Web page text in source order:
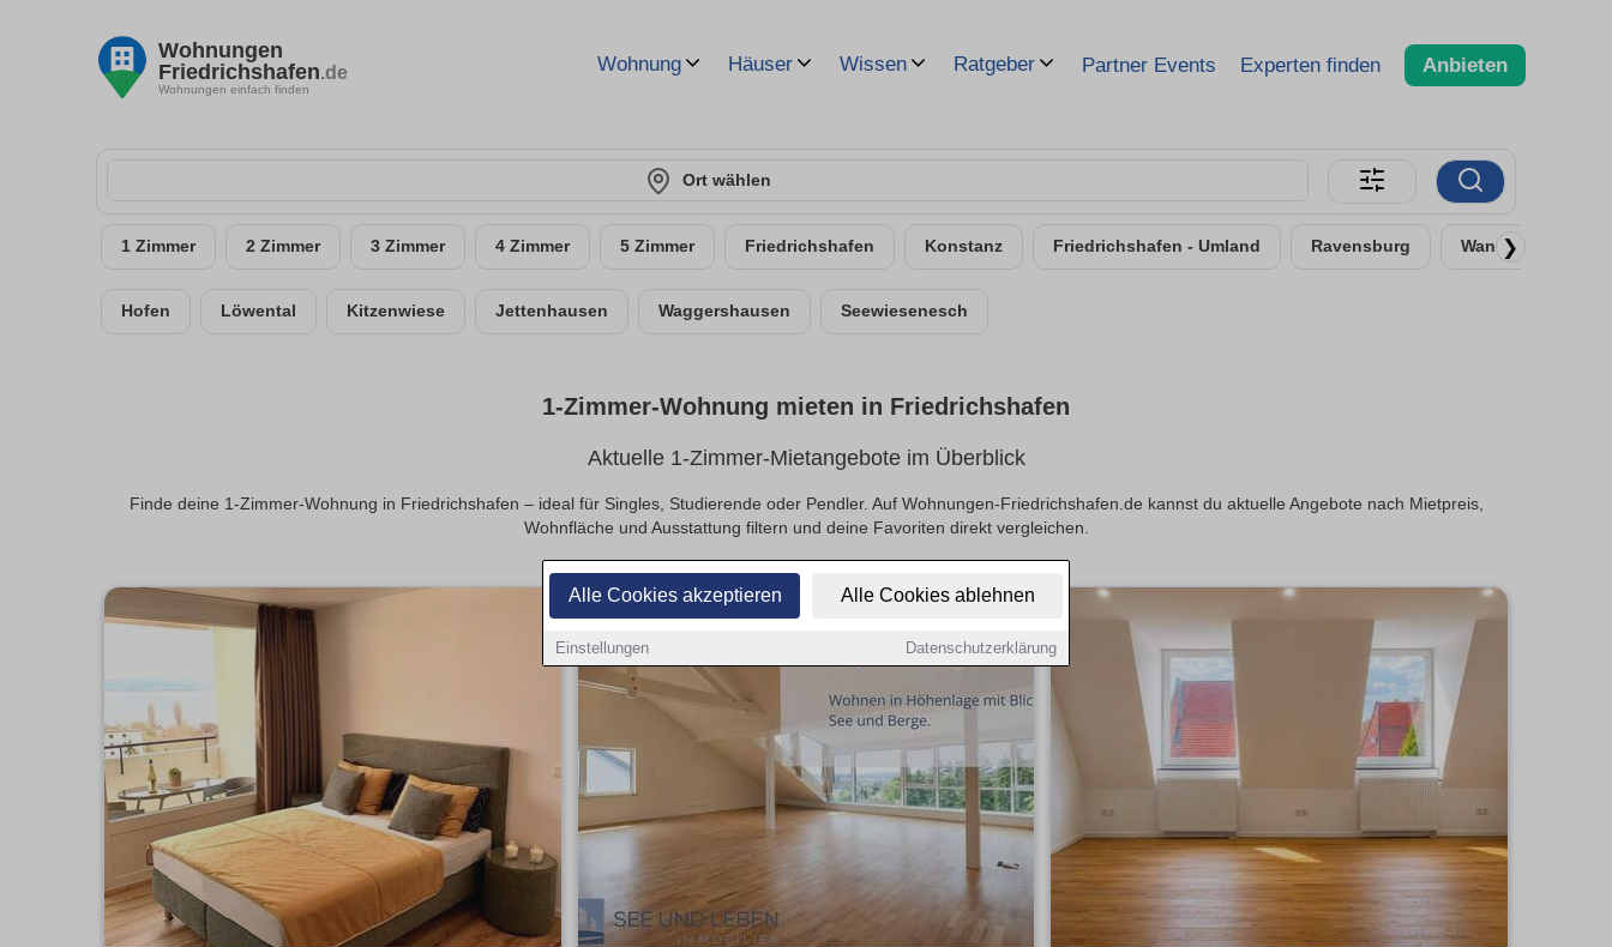
Alle Cookies akzeptieren Alle Cookies ablehnen
Einstellungen Datenschutzerklärung
Wohnungen
Friedrichshafen.de
Wohnungen einfach finden
Wohnung Häuser Wissen Ratgeber Partner Events Experten finden Anbieten
Ort wählen
1 Zimmer 2 Zimmer 3 Zimmer 4 Zimmer 5 Zimmer Friedrichshafen Konstanz Friedrichshafen - Umland Ravensburg Wangen im Allgäu
❯
Hofen Löwental Kitzenwiese Jettenhausen Waggershausen Seewiesenesch
1-Zimmer-Wohnung mieten in Friedrichshafen
Aktuelle 1-Zimmer-Mietangebote im Überblick
Finde deine 1-Zimmer-Wohnung in Friedrichshafen – ideal für Singles, Studierende oder Pendler. Auf Wohnungen-Friedrichshafen.de kannst du aktuelle Angebote nach Mietpreis,
Wohnfläche und Ausstattung filtern und deine Favoriten direkt vergleichen.